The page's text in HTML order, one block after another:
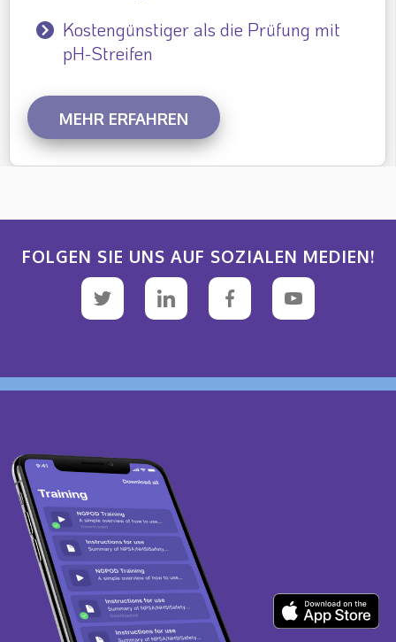
Kostengünstiger als die Prüfung mit
pH-Streifen
MEHR ERFAHREN
FOLGEN SIE UNS AUF SOZIALEN MEDIEN!